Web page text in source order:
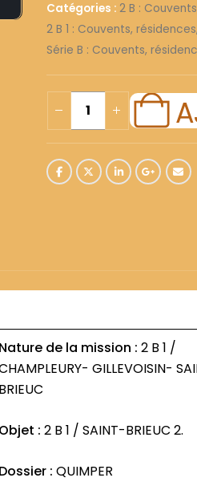
Catégories : 2 B :
2 B 1 : Couvents,
Série B : Couvents,
Nature de la mission : 2 B 1 /
GILLEVOISIN-
BRIEUC
Objet : 2 B 1 / SAINT-BRIEUC 2.
Dossier : QUIMPER